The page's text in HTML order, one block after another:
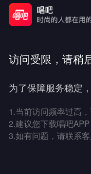
访问受限，请稍
为了保障服务稳定
1.当前访问频率过高
2.建议您下载唱吧
3.如有问题，请联系